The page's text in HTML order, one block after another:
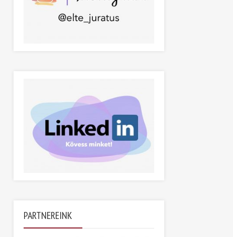
PARTNEREINK